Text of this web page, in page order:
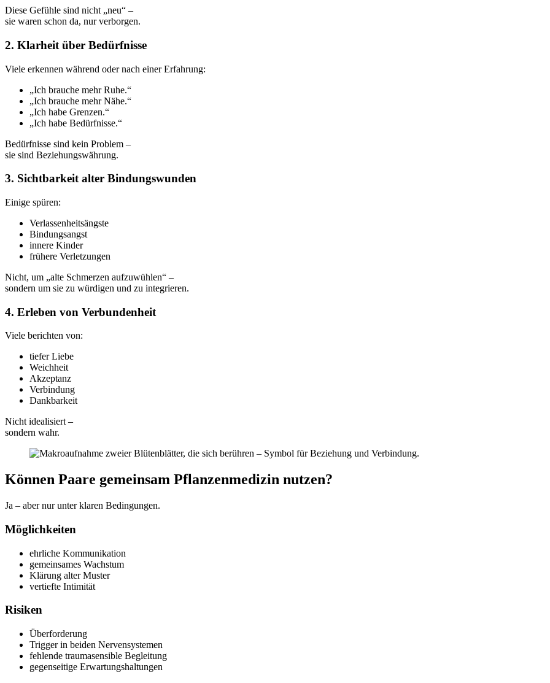
Diese Gefühle sind nicht „neu“ –
sie waren schon da, nur verborgen.
2. Klarheit über Bedürfnisse
Viele erkennen während oder nach einer Erfahrung:
„Ich brauche mehr Ruhe.“
„Ich brauche mehr Nähe.“
„Ich habe Grenzen.“
„Ich habe Bedürfnisse.“
Bedürfnisse sind kein Problem –
sie sind Beziehungswährung.
3. Sichtbarkeit alter Bindungswunden
Einige spüren:
Verlassenheitsängste
Bindungsangst
innere Kinder
frühere Verletzungen
Nicht, um „alte Schmerzen aufzuwühlen“ –
sondern um sie zu würdigen und zu integrieren.
4. Erleben von Verbundenheit
Viele berichten von:
tiefer Liebe
Weichheit
Akzeptanz
Verbindung
Dankbarkeit
Nicht idealisiert –
sondern wahr.
Können Paare gemeinsam Pflanzenmedizin nutzen?
Ja – aber nur unter klaren Bedingungen.
Möglichkeiten
ehrliche Kommunikation
gemeinsames Wachstum
Klärung alter Muster
vertiefte Intimität
Risiken
Überforderung
Trigger in beiden Nervensystemen
fehlende traumasensible Begleitung
gegenseitige Erwartungshaltungen